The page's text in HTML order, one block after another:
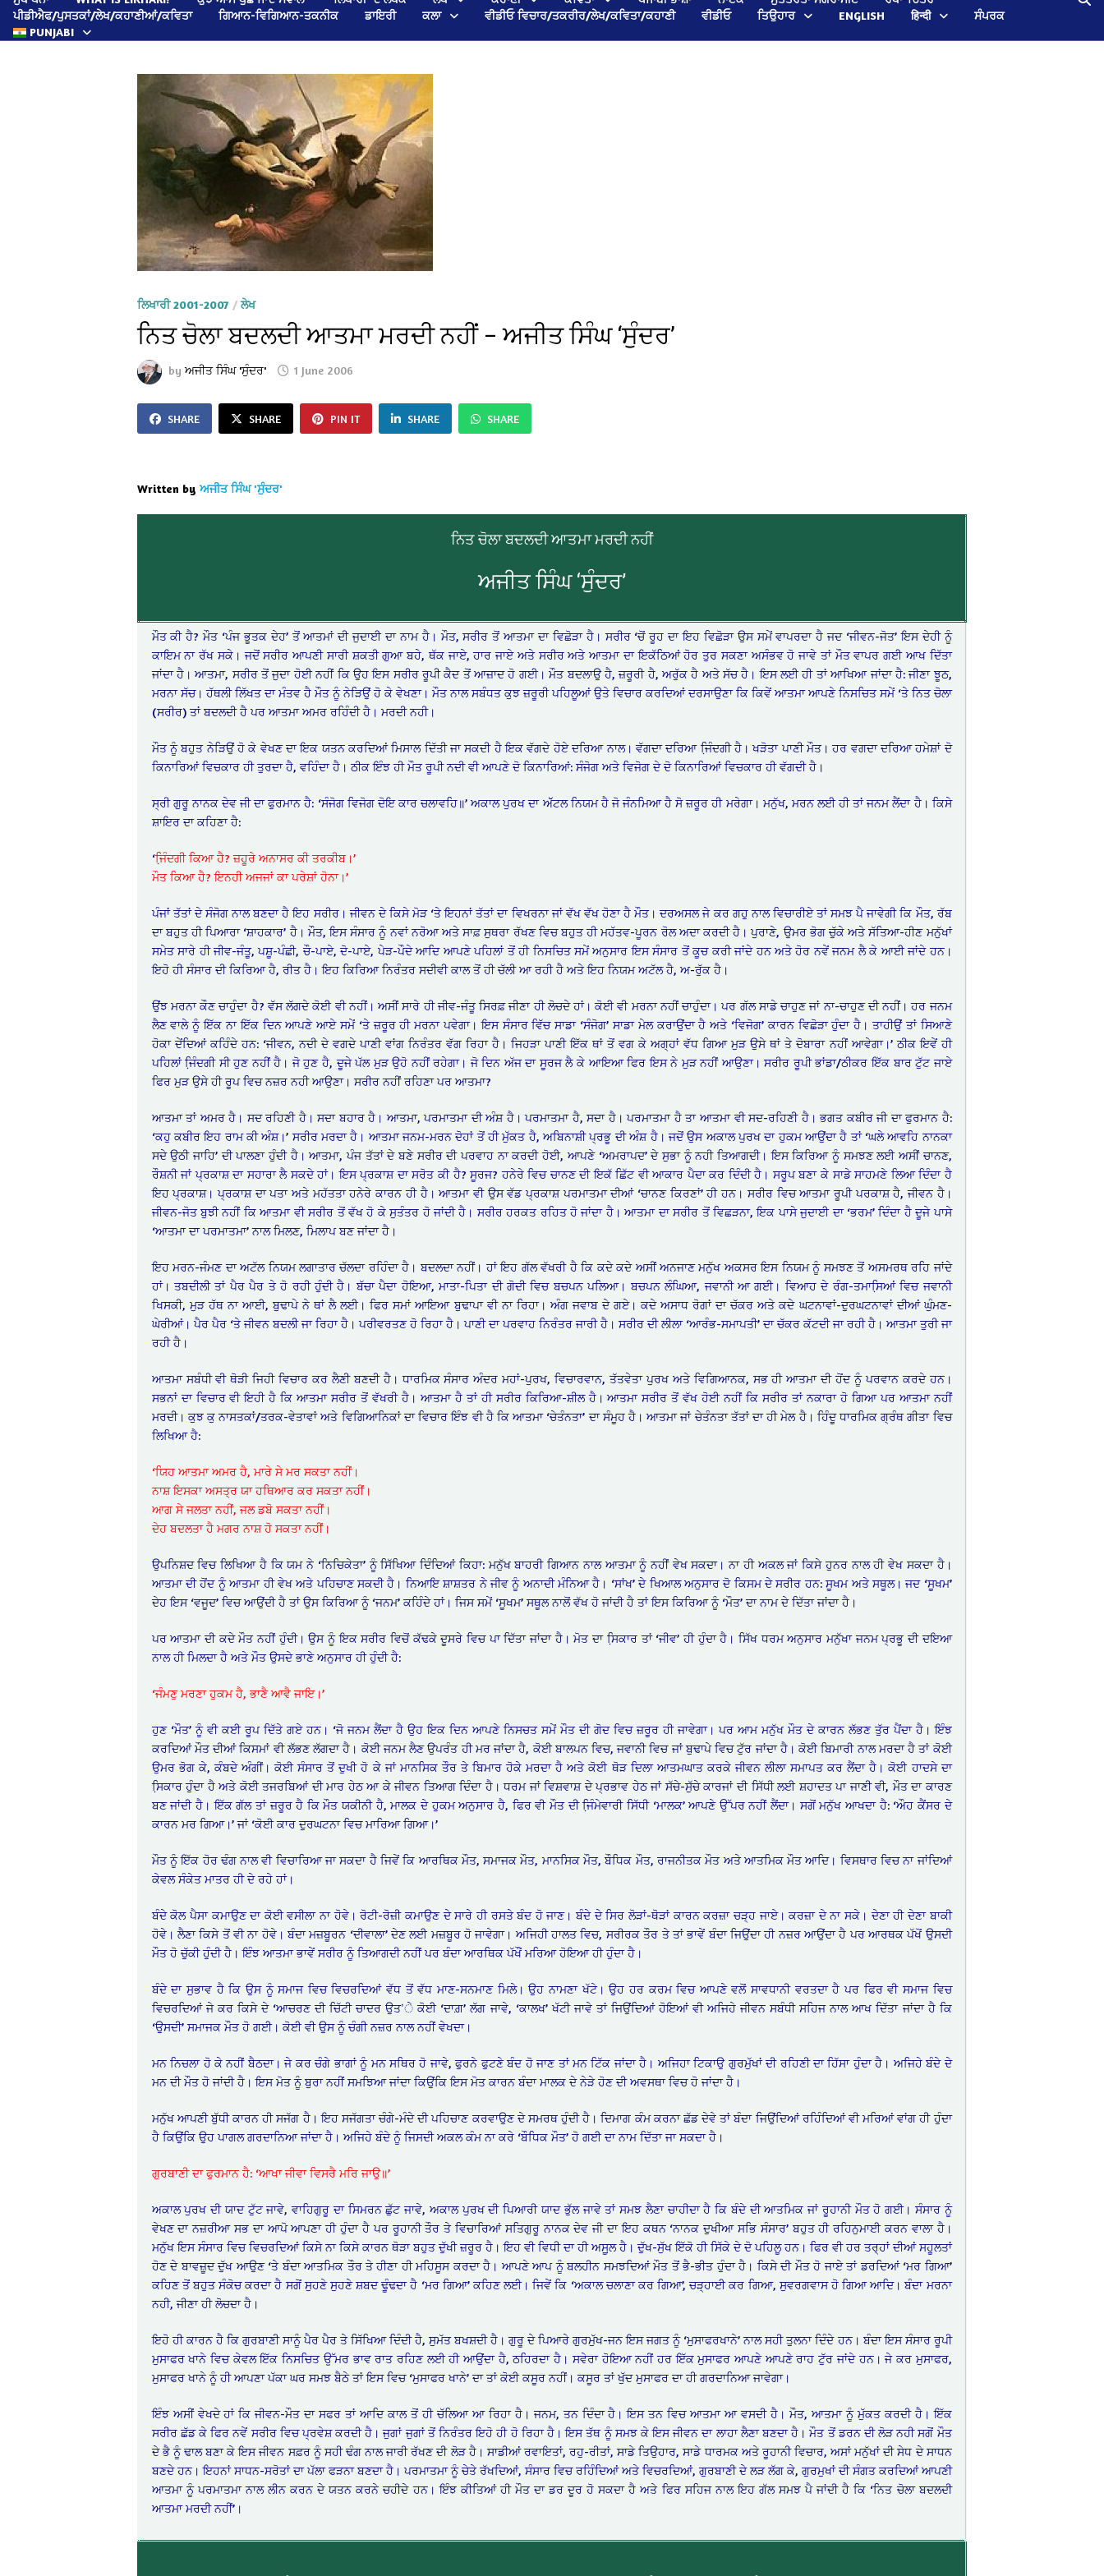
ਪੀਡੀਐਫ/ਪੁਸਤਕਾਂ/ਲੇਖ/ਕਹਾਣੀਆਂ/ਕਵਿਤਾ
ਗਿਆਨ-ਵਿਗਿਆਨ-ਤਕਨੀਕ ਡਾਇਰੀ ਕਲਾ ਵੀਡੀਓ ਵਿਚਾਰ/ਤਕਰੀਰ/ਲੇਖ/ਕਵਿਤਾ/ਕਹਾਣੀ ਵੀਡੀਓ ਤਿਉਹਾਰ ENGLISH हिन्दी
ਸੰਪਰਕ
PUNJABI
ਲਿਖਾਰੀ 2001-2007 /ਲੇਖ
ਨਿਤ ਚੋਲਾ ਬਦਲਦੀ ਆਤਮਾ ਮਰਦੀ ਨਹੀਂ – ਅਜੀਤ ਸਿੰਘ ‘ਸੁੰਦਰ’
by ਅਜੀਤ ਸਿੰਘ 'ਸੁੰਦਰ' 1 June 2006
SHARE SHARE PIN IT SHARE SHARE
Written by ਅਜੀਤ ਸਿੰਘ 'ਸੁੰਦਰ'
ਨਿਤ ਚੋਲਾ ਬਦਲਦੀ ਆਤਮਾ ਮਰਦੀ ਨਹੀਂ
ਅਜੀਤ ਸਿੰਘ ‘ਸੁੰਦਰ’
ਮੌਤ ਕੀ ਹੈ? ਮੌਤ ‘ਪੰਜ ਭੂਤਕ ਦੇਹ’ ਤੋਂ ਆਤਮਾਂ ਦੀ ਜੁਦਾਈ ਦਾ ਨਾਮ ਹੈ। ਮੌਤ, ਸਰੀਰ ਤੋਂ ਆਤਮਾ ਦਾ ਵਿਛੋੜਾ ਹੈ। ਸਰੀਰ ‘ਚੋਂ ਰੂਹ ਦਾ ਇਹ ਵਿਛੋੜਾ ਉਸ ਸਮੇਂ ਵਾਪਰਦਾ ਹੈ ਜਦ ‘ਜੀਵਨ-ਜੋਤ’ ਇਸ ਦੇਹੀ ਨੂੰ
ਕਾਇਮ ਨਾ ਰੱਖ ਸਕੇ। ਜਦੋਂ ਸਰੀਰ ਆਪਣੀ ਸਾਰੀ ਸ਼ਕਤੀ ਗੁਆ ਬਹੇ, ਥੱਕ ਜਾਏ, ਹਾਰ ਜਾਏ ਅਤੇ ਸਰੀਰ ਅਤੇ ਆਤਮਾ ਦਾ ਇਕੱਠਿਆਂ ਹੋਰ ਤੁਰ ਸਕਣਾ ਅਸੰਭਵ ਹੋ ਜਾਵੇ ਤਾਂ ਮੌਤ ਵਾਪਰ ਗਈ ਆਖ ਦਿੱਤਾ
ਜਾਂਦਾ ਹੈ। ਆਤਮਾ, ਸਰੀਰ ਤੋਂ ਜੁਦਾ ਹੋਈ ਨਹੀਂ ਕਿ ਉਹ ਇਸ ਸਰੀਰ ਰੂਪੀ ਕੈਦ ਤੋਂ ਆਜ਼ਾਦ ਹੋ ਗਈ। ਮੌਤ ਬਦਲਾਉ ਹੈ, ਜ਼ਰੂਰੀ ਹੈ, ਅਰੁੱਕ ਹੈ ਅਤੇ ਸੱਚ ਹੈ। ਇਸ ਲਈ ਹੀ ਤਾਂ ਆਖਿਆ ਜਾਂਦਾ ਹੈ: ਜੀਣਾ ਝੂਠ,
ਮਰਨਾ ਸੱਚ। ਹੱਥਲੀ ਲਿੱਖਤ ਦਾ ਮੰਤਵ ਹੈ ਮੌਤ ਨੂੰ ਨੇੜਿਉਂ ਹੋ ਕੇ ਵੇਖਣਾ। ਮੌਤ ਨਾਲ ਸਬੰਧਤ ਕੁਝ ਜ਼ਰੂਰੀ ਪਹਿਲੂਆਂ ਉਤੇ ਵਿਚਾਰ ਕਰਦਿਆਂ ਦਰਸਾਉਣਾ ਕਿ ਕਿਵੇਂ ਆਤਮਾ ਆਪਣੇ ਨਿਸਚਿਤ ਸਮੇਂ ‘ਤੇ ਨਿਤ ਚੋਲਾ
(ਸਰੀਰ) ਤਾਂ ਬਦਲਦੀ ਹੈ ਪਰ ਆਤਮਾ ਅਮਰ ਰਹਿੰਦੀ ਹੈ। ਮਰਦੀ ਨਹੀ।
ਮੌਤ ਨੂੰ ਬਹੁਤ ਨੇੜਿਉਂ ਹੋ ਕੇ ਵੇਖਣ ਦਾ ਇਕ ਯਤਨ ਕਰਦਿਆਂ ਮਿਸਾਲ ਦਿੱਤੀ ਜਾ ਸਕਦੀ ਹੈ ਇਕ ਵੱਗਦੇ ਹੋਏ ਦਰਿਆ ਨਾਲ। ਵੱਗਦਾ ਦਰਿਆ ਜਿ਼ੰਦਗੀ ਹੈ। ਖੜੋਤਾ ਪਾਣੀ ਮੌਤ। ਹਰ ਵਗਦਾ ਦਰਿਆ ਹਮੇਸ਼ਾਂ ਦੋ
ਕਿਨਾਰਿਆਂ ਵਿਚਕਾਰ ਹੀ ਤੁਰਦਾ ਹੈ, ਵਹਿੰਦਾ ਹੈ। ਠੀਕ ਇੰਝ ਹੀ ਮੌਤ ਰੂਪੀ ਨਦੀ ਵੀ ਆਪਣੇ ਦੋ ਕਿਨਾਰਿਆਂ: ਸੰਜੋਗ ਅਤੇ ਵਿਜੋਗ ਦੇ ਦੋ ਕਿਨਾਰਿਆਂ ਵਿਚਕਾਰ ਹੀ ਵੱਗਦੀ ਹੈ।
ਸ੍ਰੀ ਗੁਰੂ ਨਾਨਕ ਦੇਵ ਜੀ ਦਾ ਫੁਰਮਾਨ ਹੈ: ‘ਸੰਜੋਗ ਵਿਜੋਗ ਦੋਇ ਕਾਰ ਚਲਾਵਹਿ॥’ ਅਕਾਲ ਪੁਰਖ ਦਾ ਅੱੱਟਲ ਨਿਯਮ ਹੈ ਜੋ ਜੰਨਮਿਆ ਹੈ ਸੋ ਜ਼ਰੂਰ ਹੀ ਮਰੇਗਾ। ਮਨੁੱਖ, ਮਰਨ ਲਈ ਹੀ ਤਾਂ ਜਨਮ ਲੈਂਦਾ ਹੈ। ਕਿਸੇ
ਸ਼ਾਇਰ ਦਾ ਕਹਿਣਾ ਹੈ:
‘ਜਿ਼ੰਦਗੀ ਕਿਆ ਹੈ? ਜ਼ਹੂਰੇ ਅਨਾਸਰ ਕੀ ਤਰਕੀਬ।’
ਮੌਤ ਕਿਆ ਹੈ? ਇਨਹੀ ਅਜਜਾਂ ਕਾ ਪਰੇਸ਼ਾਂ ਹੋਨਾ।’
ਪੰਜਾਂ ਤੱਤਾਂ ਦੇ ਸੰਜੋਗ ਨਾਲ ਬਣਦਾ ਹੈ ਇਹ ਸਰੀਰ। ਜੀਵਨ ਦੇ ਕਿਸੇ ਮੋੜ ‘ਤੇ ਇਹਨਾਂ ਤੱਤਾਂ ਦਾ ਵਿਖਰਨਾ ਜਾਂ ਵੱਖ ਵੱਖ ਹੋਣਾ ਹੈ ਮੌਤ। ਦਰਅਸਲ ਜੇ ਕਰ ਗਹੁ ਨਾਲ ਵਿਚਾਰੀਏ ਤਾਂ ਸਮਝ ਪੈ ਜਾਵੇਗੀ ਕਿ ਮੌਤ, ਰੱਬ
ਦਾ ਬਹੁਤ ਹੀ ਪਿਆਰਾ ‘ਸ਼ਾਹਕਾਰ’ ਹੈ। ਮੌਤ, ਇਸ ਸੰਸਾਰ ਨੂੰ ਨਵਾਂ ਨਰੋਆ ਅਤੇ ਸਾਫ਼ ਸੁਥਰਾ ਰੱਖਣ ਵਿਚ ਬਹੁਤ ਹੀ ਮਹੱਤਵ-ਪੂਰਨ ਰੋਲ ਅਦਾ ਕਰਦੀ ਹੈ। ਪੁਰਾਣੇ, ਉਮਰ ਭੋਗ ਚੁੱਕੇ ਅਤੇ ਸੱਤਿਆ-ਹੀਣ ਮਨੁੱਖਾਂ
ਸਮੇਤ ਸਾਰੇ ਹੀ ਜੀਵ-ਜੰਤੂ, ਪਸ਼ੂ-ਪੰਛੀ, ਚੌ-ਪਾਏ, ਦੋ-ਪਾਏ, ਪੇੜ-ਪੌਦੇ ਆਦਿ ਆਪਣੇ ਪਹਿਲਾਂ ਤੋਂ ਹੀ ਨਿਸਚਿਤ ਸਮੇਂ ਅਨੁਸਾਰ ਇਸ ਸੰਸਾਰ ਤੋਂ ਕੂਚ ਕਰੀ ਜਾਂਦੇ ਹਨ ਅਤੇ ਹੋਰ ਨਵੇਂ ਜਨਮ ਲੈ ਕੇ ਆਈ ਜਾਂਦੇ ਹਨ।
ਇਹੋ ਹੀ ਸੰਸਾਰ ਦੀ ਕਿਰਿਆ ਹੈ, ਰੀਤ ਹੈ। ਇਹ ਕਿਰਿਆ ਨਿਰੰਤਰ ਸਦੀਵੀ ਕਾਲ ਤੋਂ ਹੀ ਚੱਲੀ ਆ ਰਹੀ ਹੈ ਅਤੇ ਇਹ ਨਿਯਮ ਅਟੱਲ ਹੈ, ਅ-ਰੁੱਕ ਹੈ।
ਉਂਝ ਮਰਨਾ ਕੌਣ ਚਾਹੁੰਦਾ ਹੈ? ਵੱਸ ਲੱਗਦੇ ਕੋਈ ਵੀ ਨਹੀਂ। ਅਸੀਂ ਸਾਰੇ ਹੀ ਜੀਵ-ਜੰਤੂ ਸਿਰਫ਼ ਜੀਣਾ ਹੀ ਲੋਚਦੇ ਹਾਂ। ਕੋਈ ਵੀ ਮਰਨਾ ਨਹੀਂ ਚਾਹੁੰਦਾ। ਪਰ ਗੱਲ ਸਾਡੇ ਚਾਹੁਣ ਜਾਂ ਨਾ-ਚਾਹੁਣ ਦੀ ਨਹੀਂ। ਹਰ ਜਨਮ
ਲੈਣ ਵਾਲੇ ਨੂੰ ਇੱਕ ਨਾ ਇੱਕ ਦਿਨ ਆਪਣੇ ਆਏ ਸਮੇਂ ‘ਤੇ ਜ਼ਰੂਰ ਹੀ ਮਰਨਾ ਪਵੇਗਾ। ਇਸ ਸੰਸਾਰ ਵਿੱਚ ਸਾਡਾ ‘ਸੰਜੋਗ’ ਸਾਡਾ ਮੇਲ ਕਰਾਉਂਦਾ ਹੈ ਅਤੇ ‘ਵਿਜੋਗ’ ਕਾਰਨ ਵਿਛੋੜਾ ਹੁੰਦਾ ਹੈ। ਤਾਹੀਉਂ ਤਾਂ ਸਿਆਣੇ
ਹੋਕਾ ਦੇਂਦਿਆਂ ਕਹਿੰਦੇ ਹਨ: ‘ਜੀਵਨ, ਨਦੀ ਦੇ ਵਗਦੇ ਪਾਣੀ ਵਾਂਗ ਨਿਰੰਤਰ ਵੱਗ ਰਿਹਾ ਹੈ। ਜਿਹੜਾ ਪਾਣੀ ਇੱਕ ਥਾਂ ਤੋਂ ਵਗ ਕੇ ਅਗ੍ਹਾਂ ਵੱਧ ਗਿਆ ਮੁੜ ਉਸੇ ਥਾਂ ਤੇ ਦੋਬਾਰਾ ਨਹੀਂ ਆਵੇਗਾ।’ ਠੀਕ ਇਵੇਂ ਹੀ
ਪਹਿਲਾਂ ਜਿ਼ੰਦਗੀ ਸੀ ਹੁਣ ਨਹੀਂ ਹੈ। ਜੋ ਹੁਣ ਹੈ, ਦੂਜੇ ਪੱਲ ਮੁੜ ਉਹੋ ਨਹੀਂ ਰਹੇਗਾ। ਜੋ ਦਿਨ ਅੱਜ ਦਾ ਸੂਰਜ ਲੈ ਕੇ ਆਇਆ ਫਿਰ ਇਸ ਨੇ ਮੁੜ ਨਹੀਂ ਆਉਣਾ। ਸਰੀਰ ਰੂਪੀ ਭਾਂਡਾ/ਠੀਕਰ ਇੱਕ ਬਾਰ ਟੁੱਟ ਜਾਏ
ਫਿਰ ਮੁੜ ਉਸੇ ਹੀ ਰੂਪ ਵਿਚ ਨਜ਼ਰ ਨਹੀ ਆਉਣਾ। ਸਰੀਰ ਨਹੀਂ ਰਹਿਣਾ ਪਰ ਆਤਮਾ?
ਆਤਮਾ ਤਾਂ ਅਮਰ ਹੈ। ਸਦ ਰਹਿਣੀ ਹੈ। ਸਦਾ ਬਹਾਰ ਹੈ। ਆਤਮਾ, ਪਰਮਾਤਮਾ ਦੀ ਅੰਸ਼ ਹੈ। ਪਰਮਾਤਮਾ ਹੈ, ਸਦਾ ਹੈ। ਪਰਮਾਤਮਾ ਹੈ ਤਾ ਆਤਮਾ ਵੀ ਸਦ-ਰਹਿਣੀ ਹੈ। ਭਗਤ ਕਬੀਰ ਜੀ ਦਾ ਫੁਰਮਾਨ ਹੈ:
‘ਕਹੁ ਕਬੀਰ ਇਹ ਰਾਮ ਕੀ ਅੰਸ਼।’ ਸਰੀਰ ਮਰਦਾ ਹੈ। ਆਤਮਾ ਜਨਮ-ਮਰਨ ਦੋਹਾਂ ਤੋਂ ਹੀ ਮੁੱਕਤ ਹੈ, ਅਬਿਨਾਸ਼ੀ ਪ੍ਰਭੂ ਦੀ ਅੰਸ਼ ਹੈ। ਜਦੋਂ ਉਸ ਅਕਾਲ ਪੁਰਖ ਦਾ ਹੁਕਮ ਆਉਂਦਾ ਹੈ ਤਾਂ ‘ਘਲੇ ਆਵਹਿ ਨਾਨਕਾ
ਸਦੇ ਉਠੀ ਜਾਹਿ’ ਦੀ ਪਾਲਣਾ ਹੁੰਦੀ ਹੈ। ਆਤਮਾ, ਪੰਜ ਤੱਤਾਂ ਦੇ ਬਣੇ ਸਰੀਰ ਦੀ ਪਰਵਾਹ ਨਾ ਕਰਦੀ ਹੋਈ, ਆਪਣੇ ‘ਅਮਰਾਪਦ’ ਦੇ ਸੁਭਾ ਨੂੰ ਨਹੀ ਤਿਆਗਦੀ। ਇਸ ਕਿਰਿਆ ਨੂੰ ਸਮਝਣ ਲਈ ਅਸੀਂ ਚਾਨਣ,
ਰੌਸ਼ਨੀ ਜਾਂ ਪ੍ਰਕਾਸ਼ ਦਾ ਸਹਾਰਾ ਲੈ ਸਕਦੇ ਹਾਂ। ਇਸ ਪ੍ਰਕਾਸ਼ ਦਾ ਸਰੋਤ ਕੀ ਹੈ? ਸੂਰਜ? ਹਨੇਰੇ ਵਿਚ ਚਾਨਣ ਦੀ ਇਕੱ ਛਿੱਟ ਵੀ ਆਕਾਰ ਪੈਦਾ ਕਰ ਦਿੰਦੀ ਹੈ। ਸਰੂਪ ਬਣਾ ਕੇ ਸਾਡੇ ਸਾਹਮਣੇ ਲਿਆ ਦਿੰਦਾ ਹੈ
ਇਹ ਪ੍ਰਕਾਸ਼। ਪ੍ਰਕਾਸ਼ ਦਾ ਪਤਾ ਅਤੇ ਮਹੱਤਤਾ ਹਨੇਰੇ ਕਾਰਨ ਹੀ ਹੈ। ਆਤਮਾ ਵੀ ਉਸ ਵੱਡ ਪ੍ਰਕਾਸ਼ ਪਰਮਾਤਮਾ ਦੀਆਂ ‘ਚਾਨਣ ਕਿਰਣਾਂ’ ਹੀ ਹਨ। ਸਰੀਰ ਵਿਚ ਆਤਮਾ ਰੂਪੀ ਪਰਕਾਸ਼ ਹੈ, ਜੀਵਨ ਹੈ।
ਜੀਵਨ-ਜੋਤ ਬੁਝੀ ਨਹੀਂ ਕਿ ਆਤਮਾ ਵੀ ਸਰੀਰ ਤੋਂ ਵੱਖ ਹੋ ਕੇ ਸੁਤੰਤਰ ਹੋ ਜਾਂਦੀ ਹੈ। ਸਰੀਰ ਹਰਕਤ ਰਹਿਤ ਹੋ ਜਾਂਦਾ ਹੈ। ਆਤਮਾ ਦਾ ਸਰੀਰ ਤੋਂ ਵਿਛੜਨਾ, ਇਕ ਪਾਸੇ ਜੁਦਾਈ ਦਾ ‘ਭਰਮ’ ਦਿੰਦਾ ਹੈ ਦੂਜੇ ਪਾਸੇ
‘ਆਤਮਾ ਦਾ ਪਰਮਾਤਮਾ’ ਨਾਲ ਮਿਲਣ, ਮਿਲਾਪ ਬਣ ਜਾਂਦਾ ਹੈ।
ਇਹ ਮਰਨ-ਜੰਮਣ ਦਾ ਅਟੱਲ ਨਿਯਮ ਲਗਾਤਾਰ ਚੱਲਦਾ ਰਹਿੰਦਾ ਹੈ। ਬਦਲਦਾ ਨਹੀਂ। ਹਾਂ ਇਹ ਗੱਲ ਵੱਖਰੀ ਹੈ ਕਿ ਕਦੇ ਕਦੇ ਅਸੀਂ ਅਨਜਾਣ ਮਨੁੱਖ ਅਕਸਰ ਇਸ ਨਿਯਮ ਨੂੰ ਸਮਝਣ ਤੋਂ ਅਸਮਰਥ ਰਹਿ ਜਾਂਦੇ
ਹਾਂ। ਤਬਦੀਲੀ ਤਾਂ ਪੈਰ ਪੈਰ ਤੇ ਹੋ ਰਹੀ ਹੁੰਦੀ ਹੈ। ਬੱਚਾ ਪੈਦਾ ਹੋਇਆ, ਮਾਤਾ-ਪਿਤਾ ਦੀ ਗੋਦੀ ਵਿਚ ਬਚਪਨ ਪਲਿਆ। ਬਚਪਨ ਲੰਘਿਆ, ਜਵਾਨੀ ਆ ਗਈ। ਵਿਆਹ ਦੇ ਰੰਗ-ਤਮਾਸਿ਼ਆਂ ਵਿਚ ਜਵਾਨੀ
ਖਿਸਕੀ, ਮੁੜ ਹੱਥ ਨਾ ਆਈ, ਬੁਢਾਪੇ ਨੇ ਥਾਂ ਲੈ ਲਈ। ਫਿਰ ਸਮਾਂ ਆਇਆ ਬੁਢਾਪਾ ਵੀ ਨਾ ਰਿਹਾ। ਅੰਗ ਜਵਾਬ ਦੇ ਗਏ। ਕਦੇ ਅਸਾਧ ਰੋਗਾਂ ਦਾ ਚੱਕਰ ਅਤੇ ਕਦੇ ਘਟਨਾਵਾਂ-ਦੁਰਘਟਨਾਵਾਂ ਦੀਆਂ ਘੁੰਮਣ-
ਘੇਰੀਆਂ। ਪੈਰ ਪੈਰ ‘ਤੇ ਜੀਵਨ ਬਦਲੀ ਜਾ ਰਿਹਾ ਹੈ। ਪਰੀਵਰਤਣ ਹੋ ਰਿਹਾ ਹੈ। ਪਾਣੀ ਦਾ ਪਰਵਾਹ ਨਿਰੰਤਰ ਜਾਰੀ ਹੈ। ਸਰੀਰ ਦੀ ਲੀਲਾ ‘ਆਰੰਭ-ਸਮਾਪਤੀ’ ਦਾ ਚੱਕਰ ਕੱਟਦੀ ਜਾ ਰਹੀ ਹੈ। ਆਤਮਾ ਤੁਰੀ ਜਾ
ਰਹੀ ਹੈ।
ਆਤਮਾ ਸਬੰਧੀ ਵੀ ਥੋੜੀ ਜਿਹੀ ਵਿਚਾਰ ਕਰ ਲੈਣੀ ਬਣਦੀ ਹੈ। ਧਾਰਮਿਕ ਸੰਸਾਰ ਅੰਦਰ ਮਹਾਂ-ਪੁਰਖ, ਵਿਚਾਰਵਾਨ, ਤੱਤਵੇਤਾ ਪੁਰਖ ਅਤੇ ਵਿਗਿਆਨਕ, ਸਭ ਹੀ ਆਤਮਾ ਦੀ ਹੋਂਦ ਨੂੰ ਪਰਵਾਨ ਕਰਦੇ ਹਨ।
ਸਭਨਾਂ ਦਾ ਵਿਚਾਰ ਵੀ ਇਹੀ ਹੈ ਕਿ ਆਤਮਾ ਸਰੀਰ ਤੋਂ ਵੱਖਰੀ ਹੈ। ਆਤਮਾ ਹੈ ਤਾਂ ਹੀ ਸਰੀਰ ਕਿਰਿਆ-ਸ਼ੀਲ ਹੈ। ਆਤਮਾ ਸਰੀਰ ਤੋਂ ਵੱਖ ਹੋਈ ਨਹੀਂ ਕਿ ਸਰੀਰ ਤਾਂ ਨਕਾਰਾ ਹੋ ਗਿਆ ਪਰ ਆਤਮਾ ਨਹੀਂ
ਮਰਦੀ। ਕੁਝ ਕੁ ਨਾਸਤਕਾਂ/ਤਰਕ-ਵੇਤਾਵਾਂ ਅਤੇ ਵਿਗਿਆਨਿਕਾਂ ਦਾ ਵਿਚਾਰ ਇੰਝ ਵੀ ਹੈ ਕਿ ਆਤਮਾ ‘ਚੇਤੰਨਤਾ’ ਦਾ ਸੰਮੂਹ ਹੈ। ਆਤਮਾ ਜਾਂ ਚੇਤੰਨਤਾ ਤੱਤਾਂ ਦਾ ਹੀ ਮੇਲ ਹੈ। ਹਿੰਦੂ ਧਾਰਮਿਕ ਗ੍ਰੰਥ ਗੀਤਾ ਵਿਚ
ਲਿਖਿਆ ਹੈ:
‘ਯਿਹ ਆਤਮਾ ਅਮਰ ਹੈ, ਮਾਰੇ ਸੇ ਮਰ ਸਕਤਾ ਨਹੀਂ।
ਨਾਸ਼ ਇਸਕਾ ਅਸਤ੍ਰ ਯਾ ਹਥਿਆਰ ਕਰ ਸਕਤਾ ਨਹੀਂ।
ਆਗ ਸੇ ਜਲਤਾ ਨਹੀਂ, ਜਲ ਡਬੋ ਸਕਤਾ ਨਹੀਂ।
ਦੇਹ ਬਦਲਤਾ ਹੈ ਮਗਰ ਨਾਸ਼ ਹੋ ਸਕਤਾ ਨਹੀਂ।
ਉਪਨਿਸ਼ਦ ਵਿਚ ਲਿਖਿਆ ਹੈ ਕਿ ਯਮ ਨੇ ‘ਨਿਚਿਕੇਤਾ’ ਨੂੰ ਸਿੱਖਿਆ ਦਿੰਦਿਆਂ ਕਿਹਾ: ਮਨੁੱਖ ਬਾਹਰੀ ਗਿਆਨ ਨਾਲ ਆਤਮਾ ਨੂੰ ਨਹੀਂ ਵੇਖ ਸਕਦਾ। ਨਾ ਹੀ ਅਕਲ ਜਾਂ ਕਿਸੇ ਹੁਨਰ ਨਾਲ ਹੀ ਵੇਖ ਸਕਦਾ ਹੈ।
ਆਤਮਾ ਦੀ ਹੋਂਦ ਨੂੰ ਆਤਮਾ ਹੀ ਵੇਖ ਅਤੇ ਪਹਿਚਾਣ ਸਕਦੀ ਹੈ। ਨਿਆਇ ਸ਼ਾਸ਼ਤਰ ਨੇ ਜੀਵ ਨੂੰ ਅਨਾਦੀ ਮੰਨਿਆ ਹੈ। ‘ਸਾਂਖ’ ਦੇ ਖਿਆਲ ਅਨੁਸਾਰ ਦੋ ਕਿਸਮ ਦੇ ਸਰੀਰ ਹਨ: ਸੂਖਮ ਅਤੇ ਸਥੂਲ। ਜਦ ‘ਸੂਖਮ’
ਦੇਹ ਇਸ ‘ਵਜੂਦ’ ਵਿਚ ਆਉਂਦੀ ਹੈ ਤਾਂ ਉਸ ਕਿਰਿਆ ਨੂੰ ‘ਜਨਮ’ ਕਹਿੰਦੇ ਹਾਂ। ਜਿਸ ਸਮੇਂ ‘ਸੂਖਮ’ ਸਥੂਲ ਨਾਲੋਂ ਵੱਖ ਹੋ ਜਾਂਦੀ ਹੈ ਤਾਂ ਇਸ ਕਿਰਿਆ ਨੂੰ ‘ਮੌਤ’ ਦਾ ਨਾਮ ਦੇ ਦਿੱਤਾ ਜਾਂਦਾ ਹੈ।
ਪਰ ਆਤਮਾ ਦੀ ਕਦੇ ਮੌਤ ਨਹੀਂ ਹੁੰਦੀ। ਉਸ ਨੂੰ ਇਕ ਸਰੀਰ ਵਿਚੋਂ ਕੱਢਕੇ ਦੂਸਰੇ ਵਿਚ ਪਾ ਦਿੱਤਾ ਜਾਂਦਾ ਹੈ। ਮੋਤ ਦਾ ਸਿ਼ਕਾਰ ਤਾਂ ‘ਜੀਵ’ ਹੀ ਹੁੰਦਾ ਹੈ। ਸਿੱਖ ਧਰਮ ਅਨੁਸਾਰ ਮਨੁੱਖਾ ਜਨਮ ਪ੍ਰਭੂ ਦੀ ਦਇਆ
ਨਾਲ ਹੀ ਮਿਲਦਾ ਹੈ ਅਤੇ ਮੌਤ ਉਸਦੇ ਭਾਣੇ ਅਨੁਸਾਰ ਹੀ ਹੁੰਦੀ ਹੈ:
‘ਜੰਮਣੁ ਮਰਣਾ ਹੁਕਮ ਹੈ, ਭਾਣੈ ਆਵੈ ਜਾਇ।’
ਹੁਣ ‘ਮੌਤ’ ਨੂੰ ਵੀ ਕਈ ਰੂਪ ਦਿੱਤੇ ਗਏ ਹਨ। ‘ਜੋ ਜਨਮ ਲੈਂਦਾ ਹੈ ਉਹ ਇਕ ਦਿਨ ਆਪਣੇ ਨਿਸਚਤ ਸਮੇਂ ਮੌਤ ਦੀ ਗੋਦ ਵਿਚ ਜ਼ਰੂਰ ਹੀ ਜਾਵੇਗਾ। ਪਰ ਆਮ ਮਨੁੱਖ ਮੌਤ ਦੇ ਕਾਰਨ ਲੱਭਣ ਤੁੱਰ ਪੈਂਦਾ ਹੈ। ਇੰਝ
ਕਰਦਿਆਂ ਮੌਤ ਦੀਆਂ ਕਿਸਮਾਂ ਵੀ ਲੱਭਣ ਲੱਗਦਾ ਹੈ। ਕੋਈ ਜਨਮ ਲੈਣ ਉਪਰੰਤ ਹੀ ਮਰ ਜਾਂਦਾ ਹੈ, ਕੋਈ ਬਾਲਪਨ ਵਿਚ, ਜਵਾਨੀ ਵਿਚ ਜਾਂ ਬੁਢਾਪੇ ਵਿਚ ਟੁੱਰ ਜਾਂਦਾ ਹੈ। ਕੋਈ ਬਿਮਾਰੀ ਨਾਲ ਮਰਦਾ ਹੈ ਤਾਂ ਕੋਈ
ਉਮਰ ਭੋਗ ਕੇ, ਕੰਬਦੇ ਅੰਗੀਂ। ਕੋਈ ਸੰਸਾਰ ਤੋਂ ਦੁਖੀ ਹੋ ਕੇ ਜਾਂ ਮਾਨਸਿਕ ਤੌਰ ਤੇ ਬਿਮਾਰ ਹੋਕੇ ਮਰਦਾ ਹੈ ਅਤੇ ਕੋਈ ਥੋੜ ਦਿਲਾ ਆਤਮਘਾਤ ਕਰਕੇ ਜੀਵਨ ਲੀਲਾ ਸਮਾਪਤ ਕਰ ਲੈਂਦਾ ਹੈ। ਕੋਈ ਹਾਦਸੇ ਦਾ
ਸਿ਼ਕਾਰ ਹੁੰਦਾ ਹੈ ਅਤੇ ਕੋਈ ਤਜਰਬਿਆਂ ਦੀ ਮਾਰ ਹੇਠ ਆ ਕੇ ਜੀਵਨ ਤਿਆਗ ਦਿੰਦਾ ਹੈ। ਧਰਮ ਜਾਂ ਵਿਸ਼ਵਾਸ਼ ਦੇ ਪ੍ਰਭਾਵ ਹੇਠ ਜਾਂ ਸੱਚੇ-ਸੁੱਚੇ ਕਾਰਜਾਂ ਦੀ ਸਿੱਧੀ ਲਈ ਸ਼ਹਾਦਤ ਪਾ ਜਾਣੀ ਵੀ, ਮੌਤ ਦਾ ਕਾਰਣ
ਬਣ ਜਾਂਦੀ ਹੈ। ਇੱਕ ਗੱਲ ਤਾਂ ਜ਼ਰੂਰ ਹੈ ਕਿ ਮੌਤ ਯਕੀਨੀ ਹੈ, ਮਾਲਕ ਦੇ ਹੁਕਮ ਅਨੁਸਾਰ ਹੈ, ਫਿਰ ਵੀ ਮੌਤ ਦੀ ਜਿ਼ੰਮੇਵਾਰੀ ਸਿੱਧੀ ‘ਮਾਲਕ’ ਆਪਣੇ ਉੱਪਰ ਨਹੀਂ ਲੈਂਦਾ। ਸਗੋਂ ਮਨੁੱਖ ਆਖਦਾ ਹੈ: ‘ਔਹ ਕੈਂਸਰ ਦੇ
ਕਾਰਨ ਮਰ ਗਿਆ।’ ਜਾਂ ‘ਕੋਈ ਕਾਰ ਦੁਰਘਟਨਾ ਵਿਚ ਮਾਰਿਆ ਗਿਆ।’
ਮੌਤ ਨੂੰ ਇੱਕ ਹੋਰ ਢੰਗ ਨਾਲ ਵੀ ਵਿਚਾਰਿਆ ਜਾ ਸਕਦਾ ਹੈ ਜਿਵੇਂ ਕਿ ਆਰਥਿਕ ਮੌਤ, ਸਮਾਜਕ ਮੌਤ, ਮਾਨਸਿਕ ਮੌਤ, ਬੌਧਿਕ ਮੌਤ, ਰਾਜਨੀਤਕ ਮੌਤ ਅਤੇ ਆਤਮਿਕ ਮੌਤ ਆਦਿ। ਵਿਸਥਾਰ ਵਿਚ ਨਾ ਜਾਂਦਿਆਂ
ਕੇਵਲ ਸੰਕੇਤ ਮਾਤਰ ਹੀ ਦੇ ਰਹੇ ਹਾਂ।
ਬੰਦੇ ਕੋਲ ਪੈਸਾ ਕਮਾਉਣ ਦਾ ਕੋਈ ਵਸੀਲਾ ਨਾ ਹੋਵੇ। ਰੋਟੀ-ਰੋਜ਼ੀ ਕਮਾਉਣ ਦੇ ਸਾਰੇ ਹੀ ਰਸਤੇ ਬੰਦ ਹੋ ਜਾਣ। ਬੰਦੇ ਦੇ ਸਿਰ ਲੋੜਾਂ-ਥੋੜਾਂ ਕਾਰਨ ਕਰਜ਼ਾ ਚੜ੍ਹ ਜਾਏ। ਕਰਜ਼ਾ ਦੇ ਨਾ ਸਕੇ। ਦੇਣਾ ਹੀ ਦੇਣਾ ਬਾਕੀ
ਹੋਵੇ। ਲੈਣਾ ਕਿਸੇ ਤੋਂ ਵੀ ਨਾ ਹੋਵੇ। ਬੰਦਾ ਮਜ਼ਬੂਰਨ ‘ਦੀਵਾਲਾ’ ਦੇਣ ਲਈ ਮਜ਼ਬੂਰ ਹੋ ਜਾਵੇਗਾ। ਅਜਿਹੀ ਹਾਲਤ ਵਿਚ, ਸਰੀਰਕ ਤੌਰ ਤੇ ਤਾਂ ਭਾਵੇਂ ਬੰਦਾ ਜਿਉਂਦਾ ਹੀ ਨਜ਼ਰ ਆਉਂਦਾ ਹੈ ਪਰ ਆਰਥਕ ਪੱਖੋਂ ਉਸਦੀ
ਮੌਤ ਹੋ ਚੁੱਕੀ ਹੁੰਦੀ ਹੈ। ਇੰਝ ਆਤਮਾ ਭਾਵੇਂ ਸਰੀਰ ਨੂੰ ਤਿਆਗਦੀ ਨਹੀਂ ਪਰ ਬੰਦਾ ਆਰਥਿਕ ਪੱਖੌਂ ਮਰਿਆ ਹੋਇਆ ਹੀ ਹੁੰਦਾ ਹੈ।
ਬੰਦੇ ਦਾ ਸੁਭਾਵ ਹੈ ਕਿ ਉਸ ਨੂੰ ਸਮਾਜ ਵਿਚ ਵਿਚਰਦਿਆਂ ਵੱਧ ਤੋਂ ਵੱਧ ਮਾਣ-ਸਨਮਾਣ ਮਿਲੇ। ਉਹ ਨਾਮਣਾ ਖੱਟੇ। ਉਹ ਹਰ ਕਰਮ ਵਿਚ ਆਪਣੇ ਵਲੋਂ ਸਾਵਧਾਨੀ ਵਰਤਦਾ ਹੈ ਪਰ ਫਿਰ ਵੀ ਸਮਾਜ ਵਿਚ
ਵਿਚਰਦਿਆਂ ਜੇ ਕਰ ਕਿਸੇ ਦੇ ‘ਆਚਰਣ ਦੀ ਚਿੱਟੀ ਚਾਦਰ ਉਤ’ੇ ਕੋਈ ‘ਦਾਗ਼’ ਲੱਗ ਜਾਵੇ, ‘ਕਾਲਖ’ ਖੱਟੀ ਜਾਵੇ ਤਾਂ ਜਿਉਂਦਿਆਂ ਹੋਇਆਂ ਵੀ ਅਜਿਹੇ ਜੀਵਨ ਸਬੰਧੀ ਸਹਿਜ ਨਾਲ ਆਖ ਦਿੱਤਾ ਜਾਂਦਾ ਹੈ ਕਿ
‘ਉਸਦੀ’ ਸਮਾਜਕ ਮੌਤ ਹੋ ਗਈ। ਕੋਈ ਵੀ ਉਸ ਨੂੰ ਚੰਗੀ ਨਜ਼ਰ ਨਾਲ ਨਹੀਂ ਵੇਖਦਾ।
ਮਨ ਨਿਚਲਾ ਹੋ ਕੇ ਨਹੀਂ ਬੈਠਦਾ। ਜੇ ਕਰ ਚੰਗੇ ਭਾਗਾਂ ਨੂੰ ਮਨ ਸਥਿਰ ਹੋ ਜਾਵੇ, ਫੁਰਨੇ ਫੁਟਣੇ ਬੰਦ ਹੋ ਜਾਣ ਤਾਂ ਮਨ ਟਿੱਕ ਜਾਂਦਾ ਹੈ। ਅਜਿਹਾ ਟਿਕਾਉ ਗੁਰਮੁੱਖਾਂ ਦੀ ਰਹਿਣੀ ਦਾ ਹਿੱਸਾ ਹੁੰਦਾ ਹੈ। ਅਜਿਹੇ ਬੰਦੇ ਦੇ
ਮਨ ਦੀ ਮੌਤ ਹੋ ਜਾਂਦੀ ਹੈ। ਇਸ ਮੋਤ ਨੂੰ ਬੁਰਾ ਨਹੀਂ ਸਮਝਿਆ ਜਾਂਦਾ ਕਿਉਂਕਿ ਇਸ ਮੋਤ ਕਾਰਨ ਬੰਦਾ ਮਾਲਕ ਦੇ ਨੇੜੇ ਹੋਣ ਦੀ ਅਵਸਥਾ ਵਿਚ ਹੋ ਜਾਂਦਾ ਹੈ।
ਮਨੁੱਖ ਆਪਣੀ ਬੁੱਧੀ ਕਾਰਨ ਹੀ ਸਜੱਗ ਹੈ। ਇਹ ਸਜੱਗਤਾ ਚੰਗੇ-ਮੰਦੇ ਦੀ ਪਹਿਚਾਣ ਕਰਵਾਉਣ ਦੇ ਸਮਰਥ ਹੁੰਦੀ ਹੈ। ਦਿਮਾਗ ਕੰਮ ਕਰਨਾ ਛੱਡ ਦੇਵੇ ਤਾਂ ਬੰਦਾ ਜਿਉਂਦਿਆਂ ਰਹਿੰਦਿਆਂ ਵੀ ਮਰਿਆਂ ਵਾਂਗ ਹੀ ਹੁੰਦਾ
ਹੈ ਕਿਉਂਕਿ ਉਹ ਪਾਗਲ ਗਰਦਾਨਿਆ ਜਾਂਦਾ ਹੈ। ਅਜਿਹੇ ਬੰਦੇ ਨੂੰ ਜਿਸਦੀ ਅਕਲ ਕੰਮ ਨਾ ਕਰੇ ‘ਬੌਧਿਕ ਮੌਤ’ ਹੋ ਗਈ ਦਾ ਨਾਮ ਦਿੱਤਾ ਜਾ ਸਕਦਾ ਹੈ।
ਗੁਰਬਾਣੀ ਦਾ ਫੁਰਮਾਨ ਹੈ: ‘ਆਖਾ ਜੀਵਾ ਵਿਸਰੈ ਮਰਿ ਜਾਉ॥’
ਅਕਾਲ ਪੁਰਖ ਦੀ ਯਾਦ ਟੁੱਟ ਜਾਵੇ, ਵਾਹਿਗੁਰੂ ਦਾ ਸਿਮਰਨ ਛੁੱਟ ਜਾਵੇ, ਅਕਾਲ ਪੁਰਖ ਦੀ ਪਿਆਰੀ ਯਾਦ ਭੁੱਲ ਜਾਵੇ ਤਾਂ ਸਮਝ ਲੈਣਾ ਚਾਹੀਦਾ ਹੈ ਕਿ ਬੰਦੇ ਦੀ ਆਤਮਿਕ ਜਾਂ ਰੂਹਾਨੀ ਮੌਤ ਹੋ ਗਈ। ਸੰਸਾਰ ਨੂੰ
ਵੇਖਣ ਦਾ ਨਜ਼ਰੀਆ ਸਭ ਦਾ ਆਪੋ ਆਪਣਾ ਹੀ ਹੁੰਦਾ ਹੈ ਪਰ ਰੂਹਾਨੀ ਤੌਰ ਤੇ ਵਿਚਾਰਿਆਂ ਸਤਿਗੁਰੂ ਨਾਨਕ ਦੇਵ ਜੀ ਦਾ ਇਹ ਕਥਨ ‘ਨਾਨਕ ਦੁਖੀਆ ਸਭਿ ਸੰਸਾਰ’ ਬਹੁਤ ਹੀ ਰਹਿਨੁਮਾਈ ਕਰਨ ਵਾਲਾ ਹੈ।
ਮਨੁੱਖ ਇਸ ਸੰਸਾਰ ਵਿਚ ਵਿਚਰਦਿਆਂ ਕਿਸੇ ਨਾ ਕਿਸੇ ਕਾਰਨ ਥੋੜਾ ਬਹੁਤ ਦੁੱਖੀ ਜ਼ਰੂਰ ਹੈ। ਇਹ ਵੀ ਵਿਧੀ ਦਾ ਹੀ ਅਸੂ਼ਲ ਹੈ। ਦੁੱਖ-ਸੁੱਖ ਇੱਕੋ ਹੀ ਸਿੱਕੇ ਦੇ ਦੋ ਪਹਿਲੂ ਹਨ। ਫਿਰ ਵੀ ਹਰ ਤਰ੍ਹਾਂ ਦੀਆਂ ਸਹੂਲਤਾਂ
ਹੋਣ ਦੇ ਬਾਵਜ਼ੂਦ ਦੁੱਖ ਆਉਣ ‘ਤੇ ਬੰਦਾ ਆਤਮਿਕ ਤੌਰ ਤੇ ਹੀਣਾ ਹੀ ਮਹਿਸੂਸ ਕਰਦਾ ਹੈ। ਆਪਣੇ ਆਪ ਨੂੰ ਬਲਹੀਨ ਸਮਝਦਿਆਂ ਮੌਤ ਤੋਂ ਭੈ-ਭੀਤ ਹੁੰਦਾ ਹੈ। ਕਿਸੇ ਦੀ ਮੌਤ ਹੋ ਜਾਏ ਤਾਂ ਡਰਦਿਆਂ ‘ਮਰ ਗਿਆ’
ਕਹਿਣ ਤੋਂ ਬਹੁਤ ਸੰਕੋਚ ਕਰਦਾ ਹੈ ਸਗੋਂ ਸੁਹਣੇ ਸੁਹਣੇ ਸ਼ਬਦ ਢੂੰਢਦਾ ਹੈ ‘ਮਰ ਗਿਆ’ ਕਹਿਣ ਲਈ। ਜਿਵੇਂ ਕਿ ‘ਅਕਾਲ ਚਲਾਣਾ ਕਰ ਗਿਆ’, ਚੜ੍ਹਾਈ ਕਰ ਗਿਆ, ਸੁਵਰਗਵਾਸ ਹੋ ਗਿਆ ਆਦਿ। ਬੰਦਾ ਮਰਨਾ
ਨਹੀ, ਜੀਣਾ ਹੀ ਲੋਚਦਾ ਹੈ।
ਇਹੋ ਹੀ ਕਾਰਨ ਹੈ ਕਿ ਗੁਰਬਾਣੀ ਸਾਨੂੰ ਪੈਰ ਪੈਰ ਤੇ ਸਿੱਖਿਆ ਦਿੰਦੀ ਹੈ, ਸੁਮੱਤ ਬਖਸ਼ਦੀ ਹੈ। ਗੁਰੂ ਦੇ ਪਿਆਰੇ ਗੁਰਮੁੱਖ-ਜਨ ਇਸ ਜਗਤ ਨੂੰ ‘ਮੁਸਾਫਰਖਾਨੇ’ ਨਾਲ ਸਹੀ ਤੁਲਨਾ ਦਿੰਦੇ ਹਨ। ਬੰਦਾ ਇਸ ਸੰਸਾਰ ਰੂਪੀ
ਮੁਸਾਫਰ ਖਾਨੇ ਵਿਚ ਕੇਵਲ ਇੱਕ ਨਿਸਚਿਤ ਉੱਮਰ ਭਾਵ ਰਾਤ ਰਹਿਣ ਲਈ ਹੀ ਆਉਂਦਾ ਹੈ, ਠਹਿਰਦਾ ਹੈ। ਸਵੇਰਾ ਹੋਇਆ ਨਹੀਂ ਹਰ ਇੱਕ ਮੁਸਾਫਰ ਆਪਣੇ ਆਪਣੇ ਰਾਹ ਟੁੱਰ ਜਾਂਦੇ ਹਨ। ਜੇ ਕਰ ਮੁਸਾਫਰ,
ਮੁਸਾਫਰ ਖਾਨੇ ਨੂੰ ਹੀ ਆਪਣਾ ਪੱਕਾ ਘਰ ਸਮਝ ਬੈਠੇ ਤਾਂ ਇਸ ਵਿਚ ‘ਮੁਸਾਫਰ ਖਾਨੇ’ ਦਾ ਤਾਂ ਕੋਈ ਕਸੂਰ ਨਹੀਂ। ਕਸੂਰ ਤਾਂ ਖੁੱਦ ਮੁਸਾਫਰ ਦਾ ਹੀ ਗਰਦਾਨਿਆ ਜਾਵੇਗਾ।
ਇੰਝ ਅਸੀਂ ਵੇਖਦੇ ਹਾਂ ਕਿ ਜੀਵਨ-ਮੌਤ ਦਾ ਸਫਰ ਤਾਂ ਆਦਿ ਕਾਲ ਤੋਂ ਹੀ ਚੱਲਿਆ ਆ ਰਿਹਾ ਹੈ। ਜਨਮ, ਤਨ ਦਿੰਦਾ ਹੈ। ਇਸ ਤਨ ਵਿਚ ਆਤਮਾ ਆ ਵਸਦੀ ਹੈ। ਮੌਤ, ਆਤਮਾ ਨੂੰ ਮੁੱਕਤ ਕਰਦੀ ਹੈ। ਇੱਕ
ਸਰੀਰ ਛੱਡ ਕੇ ਫਿਰ ਨਵੇਂ ਸਰੀਰ ਵਿਚ ਪ੍ਰਵੇਸ਼ ਕਰਦੀ ਹੈ। ਜੁਗਾਂ ਜੁਗਾਂ ਤੋਂ ਨਿਰੰਤਰ ਇਹੋ ਹੀ ਹੋ ਰਿਹਾ ਹੈ। ਇਸ ਤੱਥ ਨੂੰ ਸਮਝ ਕੇ ਇਸ ਜੀਵਨ ਦਾ ਲਾਹਾ ਲੈਣਾ ਬਣਦਾ ਹੈ। ਮੌਤ ਤੋਂ ਡਰਨ ਦੀ ਲੋੜ ਨਹੀ ਸਗੋਂ ਮੌਤ
ਦੇ ਭੈ ਨੂੰ ਢਾਲ ਬਣਾ ਕੇ ਇਸ ਜੀਵਨ ਸਫ਼ਰ ਨੂੰ ਸਹੀ ਢੰਗ ਨਾਲ ਜਾਰੀ ਰੱਖਣ ਦੀ ਲੋੜ ਹੈ। ਸਾਡੀਆਂ ਰਵਾਇਤਾਂ, ਰਹੁ-ਰੀਤਾਂ, ਸਾਡੇ ਤਿਉਹਾਰ, ਸਾਡੇ ਧਾਰਮਕ ਅਤੇ ਰੂਹਾਨੀ ਵਿਚਾਰ, ਅਸਾਂ ਮਨੁੱਖਾਂ ਦੀ ਸੇਧ ਦੇ ਸਾਧਨ
ਬਣਦੇ ਹਨ। ਇਹਨਾਂ ਸਾਧਨ-ਸਰੋਤਾਂ ਦਾ ਪੱਲਾ ਫੜਨਾ ਬਣਦਾ ਹੈ। ਪਰਮਾਤਮਾ ਨੂੰ ਚੇਤੇ ਰੱਖਦਿਆਂ, ਸੰਸਾਰ ਵਿਚ ਰਹਿੰਦਿਆਂ ਅਤੇ ਵਿਚਰਦਿਆਂ, ਗੁਰਬਾਣੀ ਦੇ ਲੜ ਲੱਗ ਕੇ, ਗੁਰਮੁਖਾਂ ਦੀ ਸੰਗਤ ਕਰਦਿਆਂ ਆਪਣੀ
ਆਤਮਾ ਨੂੰ ਪਰਮਾਤਮਾ ਨਾਲ ਲੀਨ ਕਰਨ ਦੇ ਯਤਨ ਕਰਨੇ ਚਹੀਦੇ ਹਨ। ਇੰਝ ਕੀਤਿਆਂ ਹੀ ਮੌਤ ਦਾ ਡਰ ਦੂਰ ਹੋ ਸਕਦਾ ਹੈ ਅਤੇ ਫਿਰ ਸਹਿਜ ਨਾਲ ਇਹ ਗੱਲ ਸਮਝ ਪੈ ਜਾਂਦੀ ਹੈ ਕਿ ‘ਨਿਤ ਚੋਲਾ ਬਦਲਦੀ
ਆਤਮਾ ਮਰਦੀ ਨਹੀਂ’।